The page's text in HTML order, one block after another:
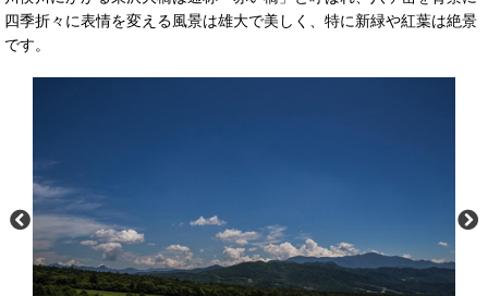
四季折々に表情を変える風景は雄大で美しく、特に新緑や紅葉は絶景
です。